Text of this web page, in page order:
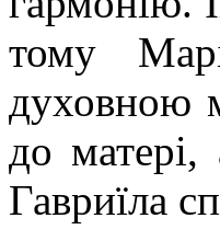
тому
духовною
до матері,
Гавриїла